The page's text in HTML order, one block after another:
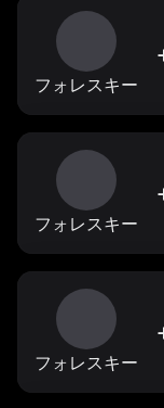
フォレスキー
フォレスキー
フォレスキー